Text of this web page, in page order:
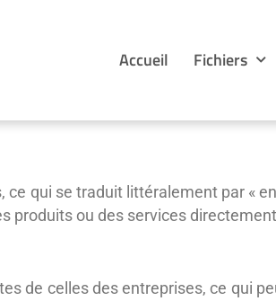
Accueil Fichiers
ce qui se traduit littéralement par «
produits ou des services
de celles des entreprises, ce qui